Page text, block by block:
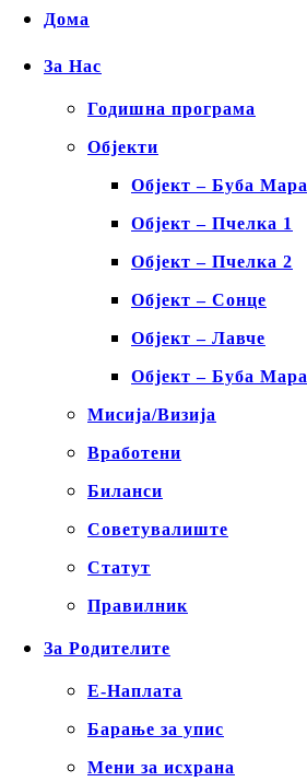
Дома
За Нас
Годишна програма
Објекти
Објект – Буба Мара
Објект – Пчелка 1
Објект – Пчелка 2
Објект – Сонце
Објект – Лавче
Објект – Буба
Мисија/Визија
Вработени
Биланси
Советувалиште
Статут
Правилник
За Родителите
Е-Наплата
Барање за упис
Мени за исхрана